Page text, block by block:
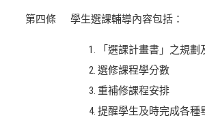
第四條 學生選課輔導內容包括：
「選課計畫書」之規
選修課程學分數
重補修課程安排
提醒學生及時完成各種